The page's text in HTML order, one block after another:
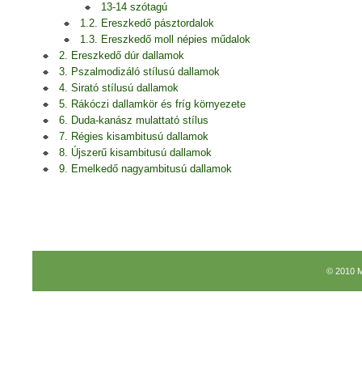
13-14 szótagú
1.2. Ereszkedő pásztordalok
1.3. Ereszkedő moll népies műdalok
2. Ereszkedő dúr dallamok
3. Pszalmodizáló stílusú dallamok
4. Sirató stílusú dallamok
5. Rákóczi dallamkör és fríg környezete
6. Duda-kanász mulattató stílus
7. Régies kisambitusú dallamok
8. Újszerű kisambitusú dallamok
9. Emelkedő nagyambitusú dallamok
© 2010